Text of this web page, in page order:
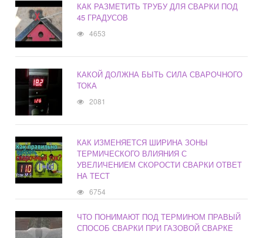
КАК РАЗМЕТИТЬ ТРУБУ ДЛЯ СВАРКИ ПОД
45 ГРАДУСОВ
4653
КАКОЙ ДОЛЖНА БЫТЬ СИЛА СВАРОЧНОГО
ТОКА
2081
КАК ИЗМЕНЯЕТСЯ ШИРИНА ЗОНЫ
ТЕРМИЧЕСКОГО ВЛИЯНИЯ С
УВЕЛИЧЕНИЕМ СКОРОСТИ СВАРКИ ОТВЕТ
НА ТЕСТ
6754
ЧТО ПОНИМАЮТ ПОД ТЕРМИНОМ ПРАВЫЙ
СПОСОБ СВАРКИ ПРИ ГАЗОВОЙ СВАРКЕ